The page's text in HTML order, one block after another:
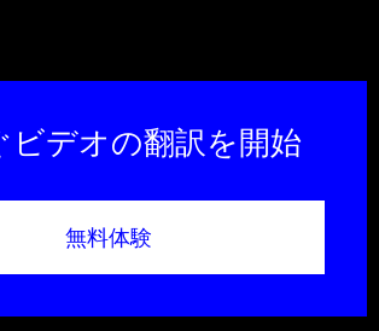
ビデオの翻訳を開始
無料体験